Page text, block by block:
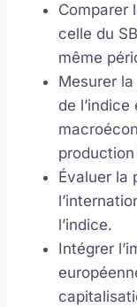
Comparer
celle du
même
Mesurer
de
Évaluer la
l’indice.
Intégrer